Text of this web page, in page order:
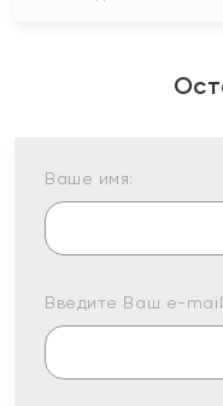
Ваше имя:
Введите Ваш e-